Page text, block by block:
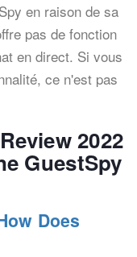
en raison de sa
pas de fonction
en direct. Si vous
ce n'est pas
2022
GuestSpy
Does